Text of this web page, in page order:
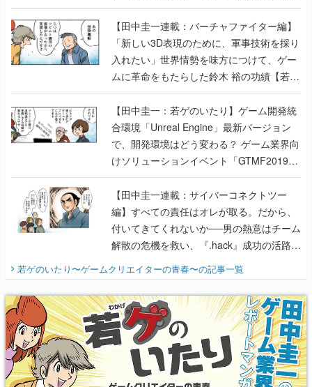
【若ゲのいたり最終回】
【田中圭一連載：バーチャファイター編】
「新しい3D表現のために、軍事技術を採り
入れたい」世界情勢を味方につけて、ゲー
ムに革命をもたらした鈴木 裕の功績【若ゲ
のいたり】
【田中圭一：若ゲのいたり】ゲーム開発統
合環境「Unreal Engine」最新バージョン
で、開発環境はどう変わる？ ゲーム業界向
けソリューションイベント「GTMF2019」
に行って、より理解を深めよう【PR】
【田中圭一連載：サイバーコネクトツー
編】すべての責任はオレが取る。だから、
付いてきてくれないか──男の熱意はチーム
解散の危機を救い、『.hack』成功の活路を
開く。業界の快男児・松山 洋に流れる血は
『少年ジャンプ』色だった【若ゲのいた
り】
若ゲのいたり〜ゲームクリエイターの青春〜の記事一覧